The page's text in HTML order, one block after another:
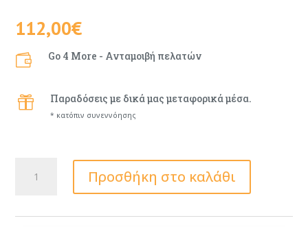
112,00€
 Go 4 More - Ανταμοιβή πελατών
 Παραδόσεις με δικά μας μεταφορικά μέσα.
* κατόπιν συνεννόησης
Προσθήκη στο καλάθι